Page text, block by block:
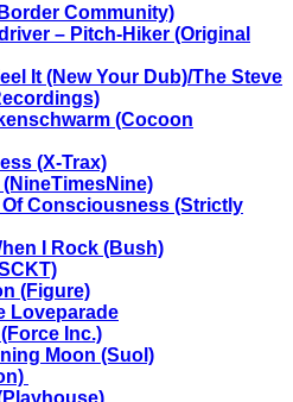
Community)
– Pitch-Hiker (Original
It (New Your Dub)/The Steve
(Cocoon
(X-Trax)
Consciousness (Strictly
I Rock (Bush)
(Figure)
Loveparade
Inc.)
Moon (Suol)